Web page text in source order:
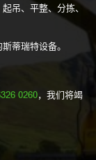
吊、平整、分拣、
蒂瑞特设备。
0260，我们将竭